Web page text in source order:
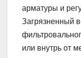
арматуры и
Загрязненный
или внутрь от